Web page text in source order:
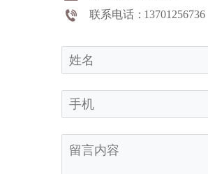
联系电话：13701256736